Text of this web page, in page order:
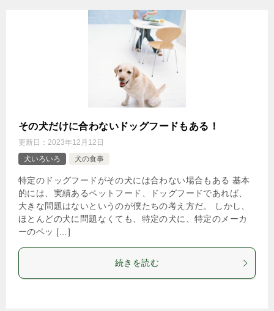
その犬だけに合わないドッグフードもある！
更新日： 2023年12月12日
犬いろいろ
犬の食事
特定のドッグフードがその犬には合わない場合もある 基本
的には、実績あるペットフード、ドッグフードであれば、
大きな問題はないというのが僕たちの考え方だ。 しかし、
ほとんどの犬に問題なくても、特定の犬に、特定のメーカ
ーのペッ […]
続きを読む